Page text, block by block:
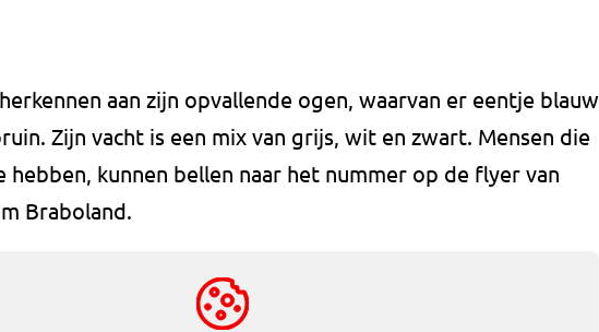
aan zijn opvallende ogen, waarvan er eentje blauw
Zijn vacht is een mix van grijs, wit en zwart. Mensen die
kunnen bellen naar het nummer op de flyer van
Braboland.